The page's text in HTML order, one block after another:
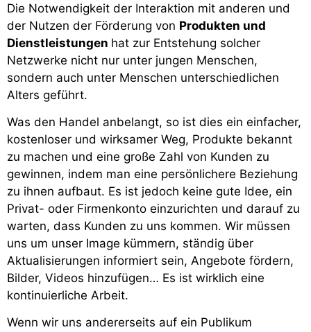
Die Notwendigkeit der Interaktion mit anderen und
der Nutzen der Förderung von Produkten und
Dienstleistungen hat zur Entstehung solcher
Netzwerke nicht nur unter jungen Menschen,
sondern auch unter Menschen unterschiedlichen
Alters geführt.
Was den Handel anbelangt, so ist dies ein einfacher,
kostenloser und wirksamer Weg, Produkte bekannt
zu machen und eine große Zahl von Kunden zu
gewinnen, indem man eine persönlichere Beziehung
zu ihnen aufbaut. Es ist jedoch keine gute Idee, ein
Privat- oder Firmenkonto einzurichten und darauf zu
warten, dass Kunden zu uns kommen. Wir müssen
uns um unser Image kümmern, ständig über
Aktualisierungen informiert sein, Angebote fördern,
Bilder, Videos hinzufügen… Es ist wirklich eine
kontinuierliche Arbeit.
Wenn wir uns andererseits auf ein Publikum